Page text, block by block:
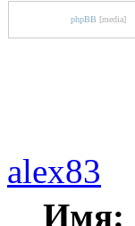
phpBB [media]
alex83
Имя: